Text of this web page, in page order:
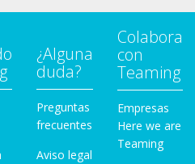
¿Alguna
duda?
Preguntas
frecuentes
Aviso legal
Colabora
con
Teaming
Empresas
Here we are
Teaming